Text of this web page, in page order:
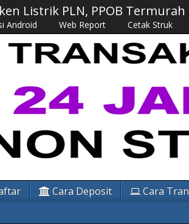
Listrik PLN, PPOB Termurah
Android Web Report Cetak Struk
Cara Deposit Cara